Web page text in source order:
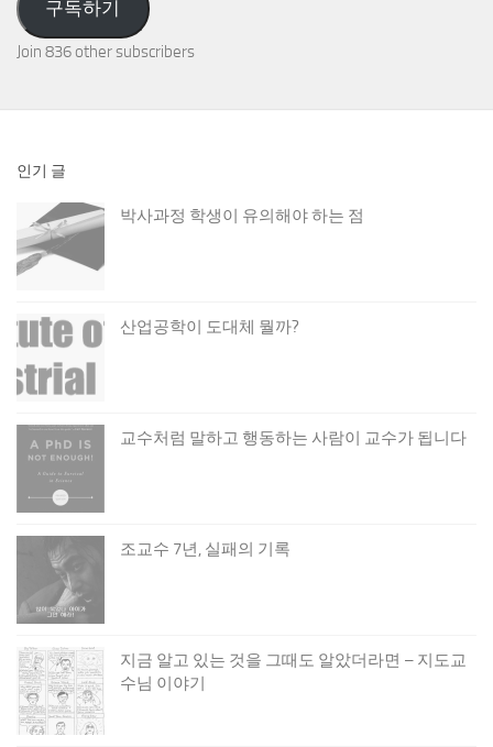
구독하기
Join 836 other subscribers
인기 글
박사과정 학생이 유의해야 하는 점
산업공학이 도대체 뭘까?
교수처럼 말하고 행동하는 사람이 교수가 됩니다
조교수 7년, 실패의 기록
지금 알고 있는 것을 그때도 알았더라면 – 지도교
수님 이야기